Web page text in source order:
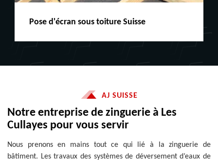
Peinture boiserie LE
AJ SUISSE
Notre entreprise de zinguerie à Les
Cullayes pour vous servir
Nous prenons en mains tout ce qui lié à la zinguerie de
bâtiment. Les travaux des systèmes de déversement d’eaux de